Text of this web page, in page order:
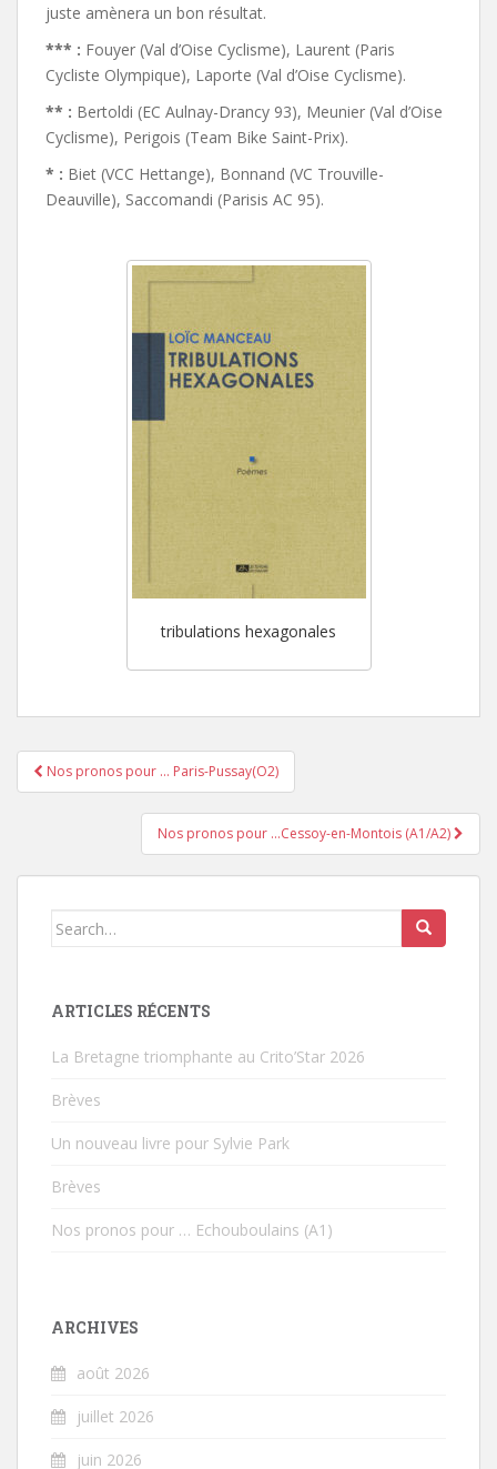
juste amènera un bon résultat.
*** : Fouyer (Val d’Oise Cyclisme), Laurent (Paris
Cycliste Olympique), Laporte (Val d’Oise Cyclisme).
** : Bertoldi (EC Aulnay-Drancy 93), Meunier (Val d’Oise
Cyclisme), Perigois (Team Bike Saint-Prix).
* : Biet (VCC Hettange), Bonnand (VC Trouville-
Deauville), Saccomandi (Parisis AC 95).
tribulations hexagonales
Pagination d'article
Nos pronos pour … Paris-Pussay(O2)
Nos pronos pour …Cessoy-en-Montois (A1/A2)
Search for:
ARTICLES RÉCENTS
La Bretagne triomphante au Crito’Star 2026
Brèves
Un nouveau livre pour Sylvie Park
Brèves
Nos pronos pour … Echouboulains (A1)
ARCHIVES
août 2026
juillet 2026
juin 2026